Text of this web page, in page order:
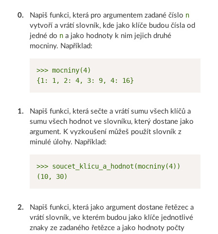
0. Napiš funkci, která pro argumentem zadané číslo n
vytvoří a vrátí slovník, kde jako klíče budou čísla od
jedné do n a jako hodnoty k nim jejich druhé
mocniny. Například:
>>> mocniny(4)
1.
Napiš funkci, která sečte a vrátí sumu všech klíčů a
sumu všech hodnot ve slovníku, který dostane jako
argument. K vyzkoušení můžeš použít slovník z
minulé úlohy. Například:
>>> soucet_klicu_a_hodnot(mocniny(4))
2.
Napiš funkci, která jako argument dostane řetězec a
vrátí slovník, ve kterém budou jako klíče jednotlivé
znaky ze zadaného řetězce a jako hodnoty počty